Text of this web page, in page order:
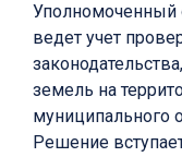
Уполномоченный
ведет учет
земель на
муниципального
Решение